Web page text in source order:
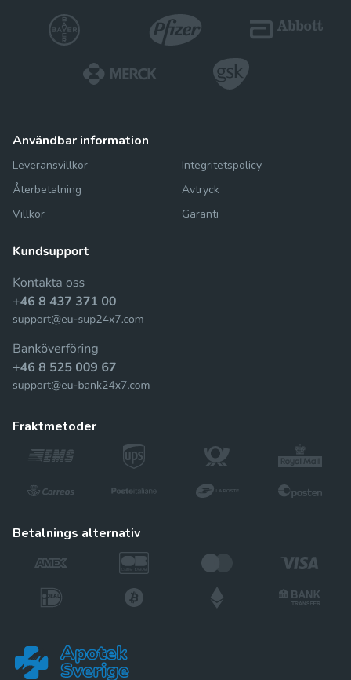
användbar information
Leveransvillkor
Återbetalning
Villkor
Integritetspolicy
Avtryck
Garanti
fraktmetoder
betalnings alternativ